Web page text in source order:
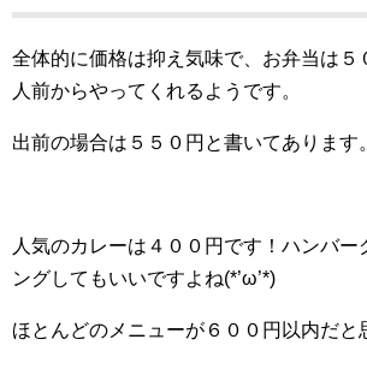
全体的に価格は抑え気味で、お弁当は５
人前からやってくれるようです。
出前の場合は５５０円と書いてあります。
人気のカレーは４００円です！ハンバー
ングしてもいいですよね(*’ω’*)
ほとんどのメニューが６００円以内だと